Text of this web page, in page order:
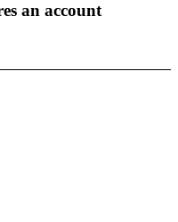
an account